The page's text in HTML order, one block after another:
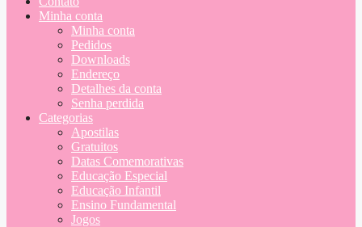
Minha conta
Minha conta
Pedidos
Downloads
Endereço
Detalhes da conta
Senha perdida
Categorias
Apostilas
Gratuitos
Datas Comemorativas
Educação Especial
Educação Infantil
Ensino Fundamental
Jogos